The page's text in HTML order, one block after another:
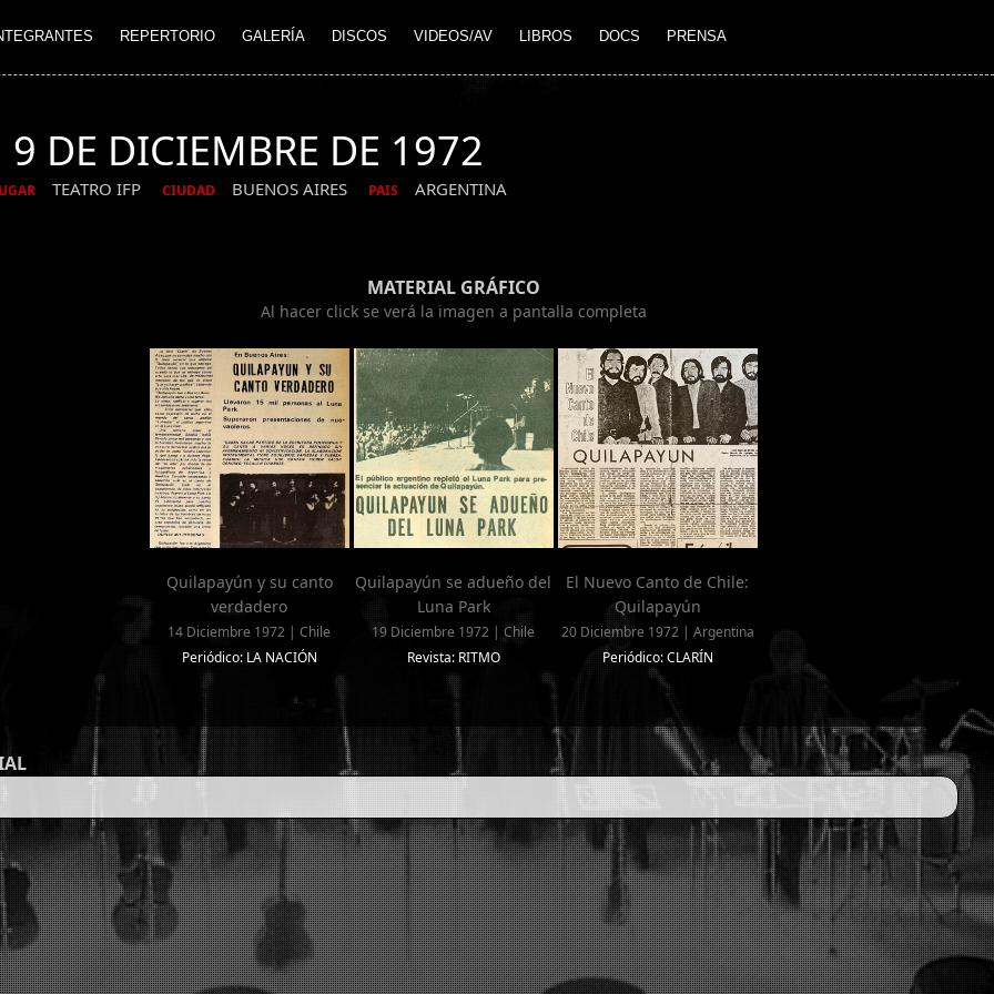
REPERTORIO GALERÍA DISCOS VIDEOS/AV LIBROS DOCS PRENSA
9 DE DICIEMBRE DE 1972
TEATRO IFP CIUDAD BUENOS AIRES PAIS ARGENTINA
MATERIAL GRÁFICO
Al hacer click se verá la imagen a pantalla completa
Quilapayún y su canto
verdadero
14 Diciembre 1972 | Chile
Periódico: LA NACIÓN
Quilapayún se adueño del
Luna Park
19 Diciembre 1972 | Chile
Revista: RITMO
El Nuevo Canto de Chile:
Quilapayún
20 Diciembre 1972 | Argentina
Periódico: CLARÍN